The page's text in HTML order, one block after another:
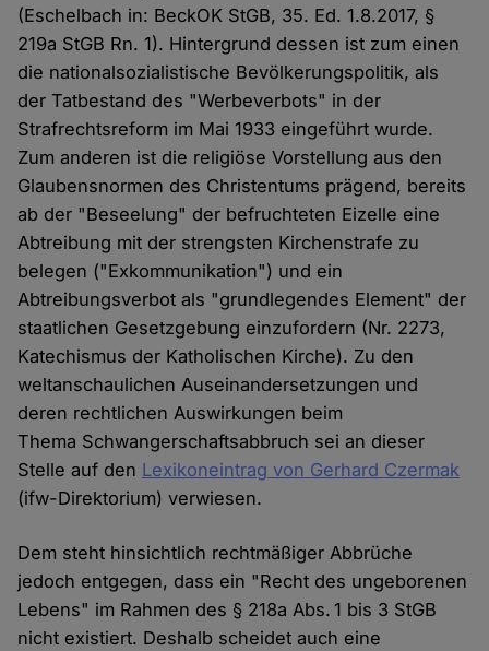
(Eschelbach in: BeckOK StGB, 35. Ed. 1.8.2017, §
219a StGB Rn. 1). Hintergrund dessen ist zum einen
die nationalsozialistische Bevölkerungspolitik, als
der Tatbestand des "Werbeverbots" in der
Strafrechtsreform im Mai 1933 eingeführt wurde.
Zum anderen ist die religiöse Vorstellung aus den
Glaubensnormen des Christentums prägend, bereits
ab der "Beseelung" der befruchteten Eizelle eine
Abtreibung mit der strengsten Kirchenstrafe zu
belegen ("Exkommunikation") und ein
Abtreibungsverbot als "grundlegendes Element" der
staatlichen Gesetzgebung einzufordern (Nr. 2273,
Katechismus der Katholischen Kirche). Zu den
weltanschaulichen Auseinandersetzungen und
deren rechtlichen Auswirkungen beim
Thema Schwangerschaftsabbruch sei an dieser
Stelle auf den Lexikoneintrag von Gerhard Czermak
(ifw-Direktorium) verwiesen.
Dem steht hinsichtlich rechtmäßiger Abbrüche
jedoch entgegen, dass ein "Recht des ungeborenen
Lebens" im Rahmen des § 218a Abs. 1 bis 3 StGB
nicht existiert. Deshalb scheidet auch eine